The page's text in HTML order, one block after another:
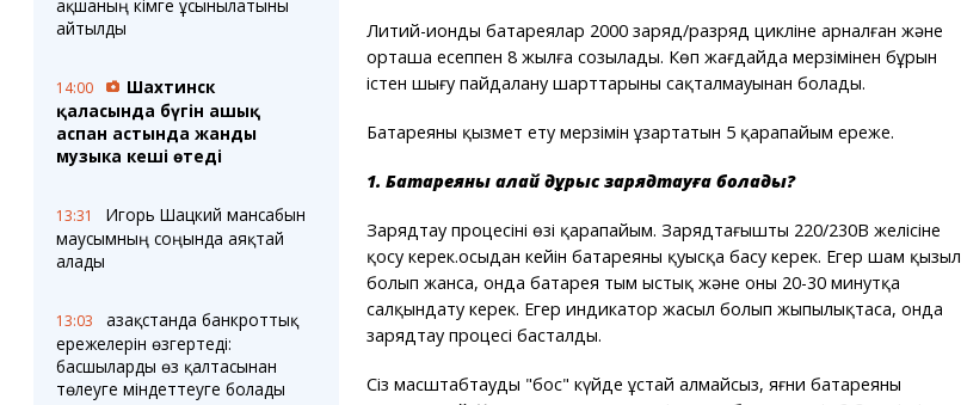
ақшаның кімге ұсынылатыны
айтылды
14:00
Шахтинск
қаласында бүгін ашық
аспан астында жанды
музыка кеші өтеді
13:31
Игорь Шацкий мансабын
маусымның соңында аяқтай
алады
13:03
Қазақстанда банкроттық
ережелерін өзгертеді:
басшыларды өз қалтасынан
төлеуге міндеттеуге болады
Литий-ионды батареялар 2000 заряд/разряд цикліне арналған және
орташа есеппен 8 жылға созылады. Көп жағдайда мерзімінен бұрын
істен шығу пайдалану шарттарының сақталмауынан болады.
Батареяның қызмет ету мерзімін ұзартатын 5 қарапайым ереже.
1. Батареяны қалай дұрыс зарядтауға болады?
Зарядтау процесінің өзі қарапайым. Зарядтағышты 220/230В желісіне
қосу керек.осыдан кейін батареяны қуысқа басу керек. Егер шам қызыл
болып жанса, онда батарея тым ыстық және оны 20-30 минутқа
салқындату керек. Егер индикатор жасыл болып жыпылықтаса, онда
зарядтау процесі басталды.
Сіз масштабтауды "бос" күйде ұстай алмайсыз, яғни батареяны